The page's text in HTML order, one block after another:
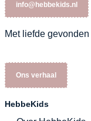
info@hebbekids.nl
Met liefde gevonden
Ons verhaal
HebbeKids